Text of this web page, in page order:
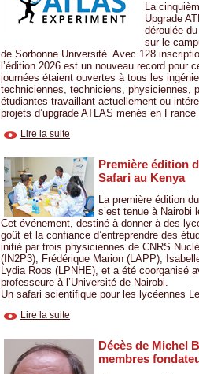
La
Upgrade
déroulée
sur le
de Sorbonne Université. Avec 128
l’édition 2026 est un nouveau record pour
journées étaient ouvertes à tous les
techniciennes, techniciens, physiciennes,
étudiantes travaillant actuellement ou
projets d’upgrade ATLAS menés en
Lire la suite
Première édition
Safari au Kenya
La première édition
s’est tenue à Nairobi
Cet événement, destiné à donner à des
goût et la confiance d’entreprendre des
initié par trois physiciennes de CNRS
(IN2P3), Frédérique Marion (LAPP),
Lydia Roos (LPNHE), et a été coorganisé
professeure à l’Université de Nairobi.
Un safari scientifique pour les lycéennes
Lire la suite
Décès de Michel
membres